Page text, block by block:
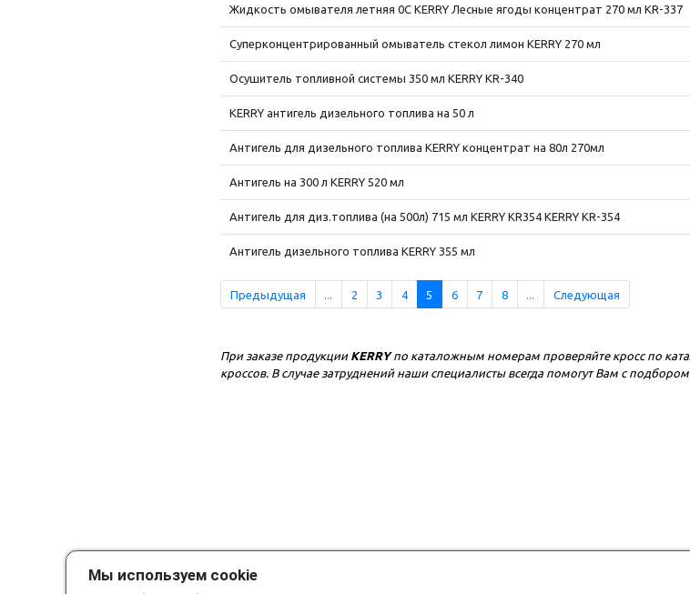
Жидкость омывателя летняя 0C KERRY Лесные ягоды концентрат 270 мл KR-337
Суперконцентрированный омыватель стекол лимон KERRY 270 мл
Осушитель топливной системы 350 мл KERRY KR-340
KERRY антигель дизельного топлива на 50 л
Антигель для дизельного топлива KERRY концентрат на 80л 270мл
Антигель на 300 л KERRY 520 мл
Антигель для диз.топлива (на 500л) 715 мл KERRY KR354 KERRY KR-354
Антигель дизельного топлива KERRY 355 мл
Предыдущая 2 3 4 5 6 7 8 Следующая
При заказе продукции KERRYпо каталожным номерам проверяйте кросс по
кроссов. В случае затруднений наши специалисты всегда помогут Вам с
Мы используем cookie